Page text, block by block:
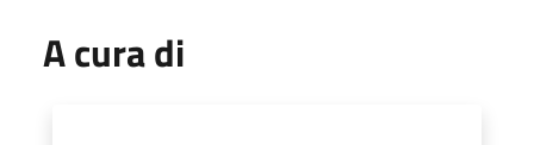
A cura di